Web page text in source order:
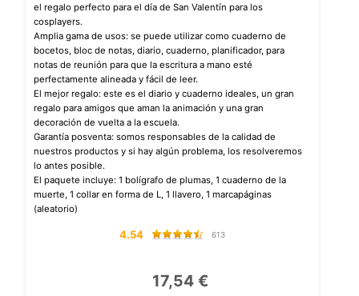
el regalo perfecto para el día de San Valentín para los
cosplayers.
Amplia gama de usos: se puede utilizar como cuaderno de
bocetos, bloc de notas, diario, cuaderno, planificador, para
notas de reunión para que la escritura a mano esté
perfectamente alineada y fácil de leer.
El mejor regalo: este es el diario y cuaderno ideales, un gran
regalo para amigos que aman la animación y una gran
decoración de vuelta a la escuela.
Garantía posventa: somos responsables de la calidad de
nuestros productos y si hay algún problema, los resolveremos
lo antes posible.
El paquete incluye: 1 bolígrafo de plumas, 1 cuaderno de la
muerte, 1 collar en forma de L, 1 llavero, 1 marcapáginas
(aleatorio)
4.54 613
17,54 €